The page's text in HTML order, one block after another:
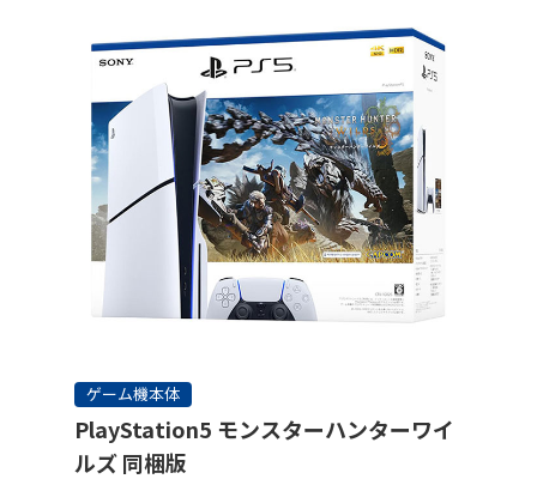
ゲーム機本体
PlayStation5 モンスターハンターワイ
ルズ 同梱版